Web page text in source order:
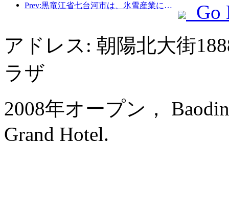
Prev:黒竜江省七台河市は、氷雪産業に関する全国初の条例を公布し、AIと氷雪スポーツの融合を奨励した。
Go
アドレス: 朝陽北大街
ラザ
2008年オープン，
Grand Hotel.